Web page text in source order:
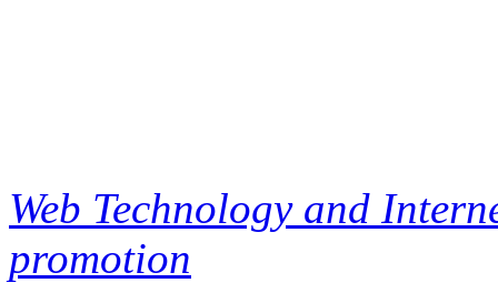
Web Technology and
promotion